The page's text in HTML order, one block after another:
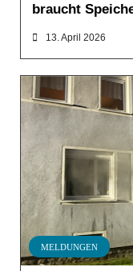
braucht
13. April 2026
MELDUNGEN